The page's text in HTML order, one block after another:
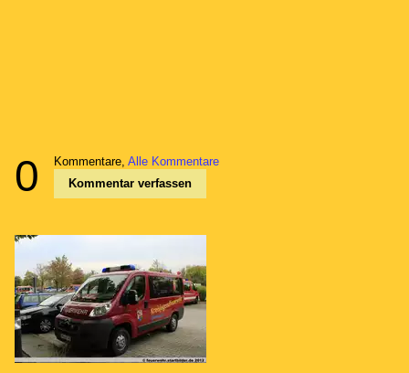
0 Kommentare, Alle Kommentare
Kommentar verfassen